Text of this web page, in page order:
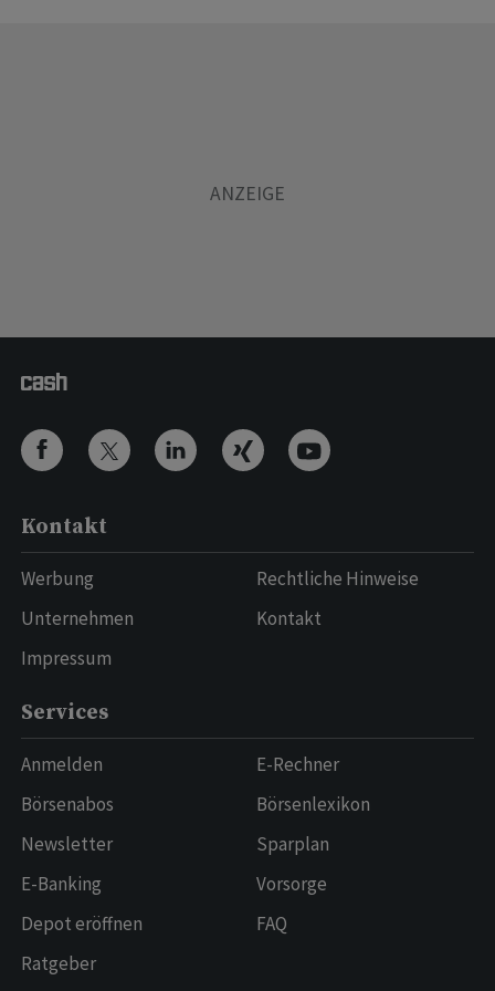
Kontakt
Werbung
Unternehmen
Impressum
Rechtliche Hinweise
Kontakt
Services
Anmelden
Börsenabos
Newsletter
E-Banking
Depot eröffnen
Ratgeber
E-Rechner
Börsenlexikon
Sparplan
Vorsorge
FAQ